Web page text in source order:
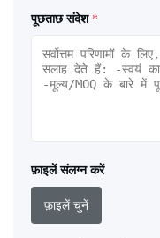
पूछताछ संदेश *
फ़ाइलें संलग्न करें
फ़ाइलें चुनें